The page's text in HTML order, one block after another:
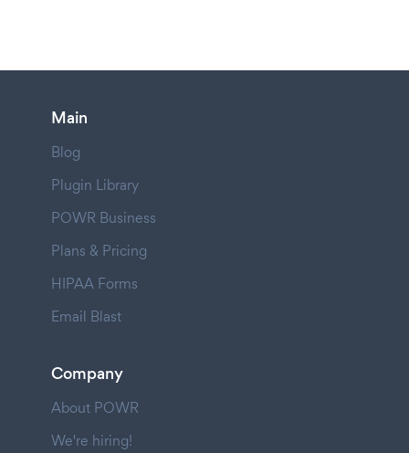
Main
Blog
Plugin Library
POWR Business
Plans & Pricing
HIPAA Forms
Email Blast
Company
About POWR
We're hiring!